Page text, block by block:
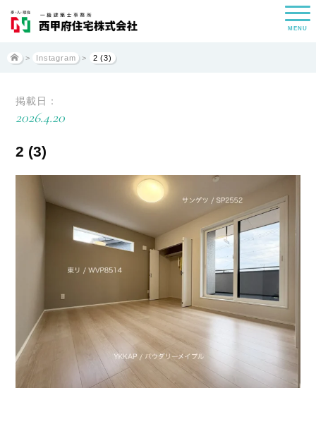
MENU
> Instagram > 2 (3)
掲載日：
2026.4.20
2 (3)